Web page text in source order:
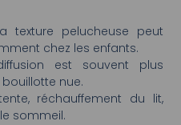
texture pelucheuse peut
chez les enfants.
est souvent plus
nue.
réchauffement du lit,
sommeil.